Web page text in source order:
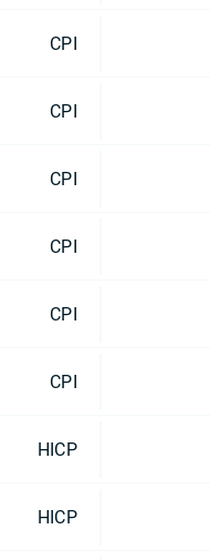
CPI
CPI
CPI
CPI
CPI
CPI
HICP
HICP